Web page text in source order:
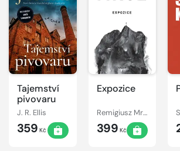
Tajemství
pivovaru
J. R. Ellis
359 Kč
Expozice
Remigiusz Mróz
399 Kč